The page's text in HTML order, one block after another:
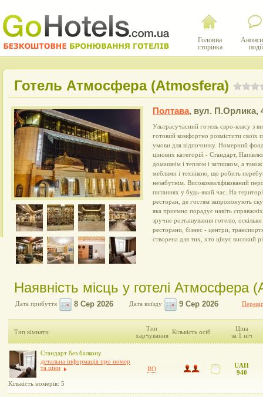
Головна
сторінка
події
Готель Атмосфера (Atmosfera)
Полтава, вул. П.Орлика,
Ультрасучасний готель євро-класу з
готовий комфортно розмістити своїх
умови для відпочинку. Номерний
цінових категорій - Стандарт,
домашнім і теплом і затишком, а
меблями і технікою, що робить
незабутнім. Висококваліфікований
питаннях у будь-який час. На
ресторан, де гостям запропонують
яка приємно порадує навіть
зручне розташування готелю,
ресторани, бізнес - центри,
створена для тих, хто цінує високий
Наявність місць у готелі Атмосфера
Дата прибуття Дата виїзду
Тип кімнати
Тип
харчування Кількість осіб
Ціна
за 1 ніч
Стандарт без балкону
детальна інформація про номер
та ціни
Кількість номерів: 5
RO
UAH
940